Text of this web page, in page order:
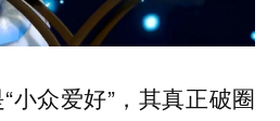
小众爱好”，其真正破圈